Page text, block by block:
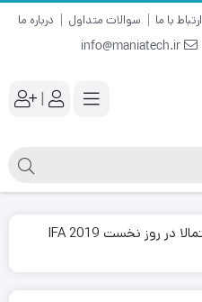
ارتباط با ما سوالات متداول درباره ما
info@maniatech.ir
|
گلکسی فولد ۲ احتمالا در روز نخست IFA 2019